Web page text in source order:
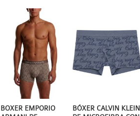
BÓXER CALVIN KLEIN
BOXER EMPORIO